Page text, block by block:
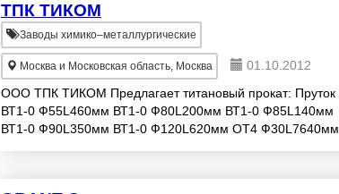
ТПК ТИКОМ
Заводы химико–металлургические
Москва и Московская область, Москва
01.10.2012
ООО ТПК ТИКОМ Предлагает титановый прокат: Пруток
ВТ1-0 Ф55L460мм ВТ1-0 Ф80L200мм ВТ1-0 Ф85L140мм
ВТ1-0 Ф90L350мм ВТ1-0 Ф120L620мм ОТ4 Ф30L7640мм